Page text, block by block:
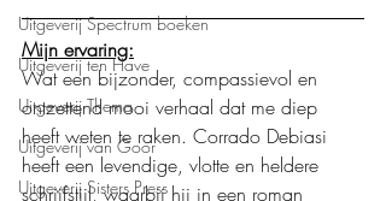
Uitgeverij Spectrum boeken
Uitgeverij ten Have
Uitgeverij Thema
Uitgeverij van Goor
Uitgeverij Sisters Press
Mijn ervaring:
Wat een bijzonder, compassievol en
ontzettend mooi verhaal dat me diep
heeft weten te raken. Corrado Debiasi
heeft een levendige, vlotte en heldere
schrijfstijl, waarbij hij in een roman